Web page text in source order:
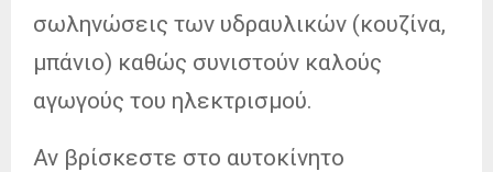
σωληνώσεις των υδραυλικών (κουζίνα,
μπάνιο) καθώς συνιστούν καλούς
αγωγούς του ηλεκτρισμού.
Αν βρίσκεστε στο αυτοκίνητο